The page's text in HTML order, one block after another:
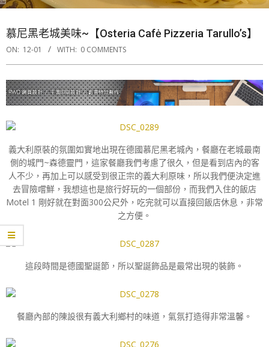
慕尼黑老城美味~【Osteria Cafė Pizzeria Tarullo’s】
ON: 12-01 WITH: 0 COMMENTS
義大利原裝的氛圍如實地出現在德國慕尼黑老城內，餐廳在老城最南
側的城門~森德靈門，這家餐廳我們考慮了很久，但是看到店內的客
人不少，再加上可以感受到很正宗的義大利原味，所以我們便決定進
去冒險嚐鮮，我想這也是旅行好玩的一個部份，而我們入住的飯店
Motel 1 剛好就在對面300公尺外，吃完就可以直接回飯店休息，非常
之方便。
這段時間是德國聖誕節，所以聖誕飾品是最常出現的裝飾。
餐廳內部的陳設很有義大利鄉村的味道，氣氛打造得非常溫馨。